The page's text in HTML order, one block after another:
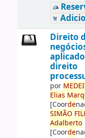
Direito
direito
por MEDE
Elias
[Coorde
SIMÃO
Adalberto
[Coorde